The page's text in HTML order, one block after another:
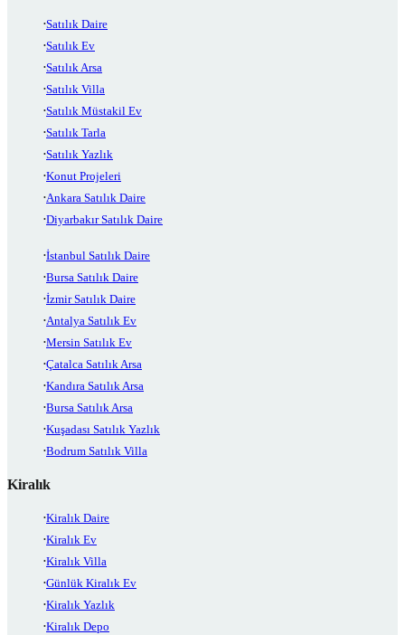
Satılık Daire
Satılık Ev
Satılık Arsa
Satılık Villa
Satılık Müstakil Ev
Satılık Tarla
Satılık Yazlık
Konut Projeleri
Ankara Satılık Daire
Diyarbakır Satılık Daire
İstanbul Satılık Daire
Bursa Satılık Daire
İzmir Satılık Daire
Antalya Satılık Ev
Mersin Satılık Ev
Çatalca Satılık Arsa
Kandıra Satılık Arsa
Bursa Satılık Arsa
Kuşadası Satılık Yazlık
Bodrum Satılık Villa
Kiralık
Kiralık Daire
Kiralık Ev
Kiralık Villa
Günlük Kiralık Ev
Kiralık Yazlık
Kiralık Depo